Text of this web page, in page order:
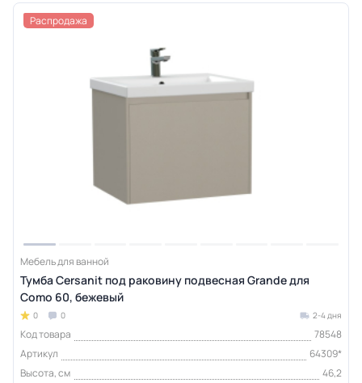
Распродажа
Мебель для ванной
Тумба Cersanit под раковину подвесная Grande для
Como 60, бежевый
0 0 2-4 дня
Код товара
78548
Артикул
64309*
Высота, см
46,2